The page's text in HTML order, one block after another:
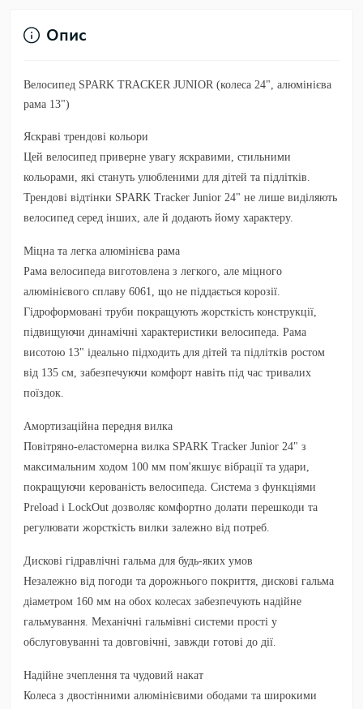
Опис
Велосипед SPARK TRACKER JUNIOR (колеса 24", алюмінієва
рама 13")
Яскраві трендові кольори
Цей велосипед приверне увагу яскравими, стильними
кольорами, які стануть улюбленими для дітей та підлітків.
Трендові відтінки SPARK Tracker Junior 24" не лише виділяють
велосипед серед інших, але й додають йому характеру.
Міцна та легка алюмінієва рама
Рама велосипеда виготовлена з легкого, але міцного
алюмінієвого сплаву 6061, що не піддається корозії.
Гідроформовані труби покращують жорсткість конструкції,
підвищуючи динамічні характеристики велосипеда. Рама
висотою 13" ідеально підходить для дітей та підлітків ростом
від 135 см, забезпечуючи комфорт навіть під час тривалих
поїздок.
Амортизаційна передня вилка
Повітряно-еластомерна вилка SPARK Tracker Junior 24" з
максимальним ходом 100 мм пом'якшує вібрації та удари,
покращуючи керованість велосипеда. Система з функціями
Preload і LockOut дозволяє комфортно долати перешкоди та
регулювати жорсткість вилки залежно від потреб.
Дискові гідравлічні гальма для будь-яких умов
Незалежно від погоди та дорожнього покриття, дискові гальма
діаметром 160 мм на обох колесах забезпечують надійне
гальмування. Механічні гальмівні системи прості у
обслуговуванні та довговічні, завжди готові до дії.
Надійне зчеплення та чудовий накат
Колеса з двостінними алюмінієвими ободами та широкими